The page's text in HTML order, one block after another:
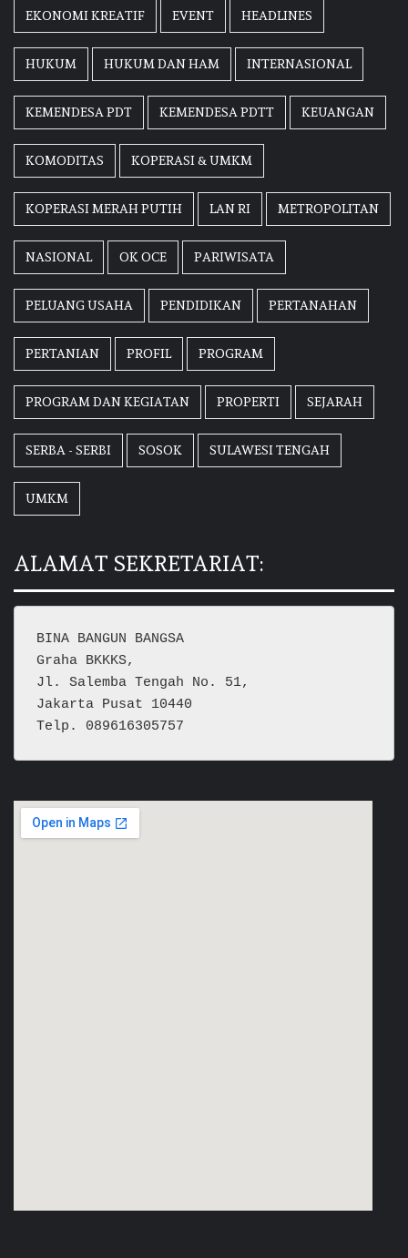
EKONOMI KREATIF EVENT HEADLINES
HUKUM HUKUM DAN HAM INTERNASIONAL
KEMENDESA PDT KEMENDESA PDTT KEUANGAN
KOMODITAS KOPERASI & UMKM
KOPERASI MERAH PUTIH LAN RI METROPOLITAN
NASIONAL OK OCE PARIWISATA
PELUANG USAHA PENDIDIKAN PERTANAHAN
PERTANIAN PROFIL PROGRAM
PROGRAM DAN KEGIATAN PROPERTI SEJARAH
SERBA - SERBI SOSOK SULAWESI TENGAH
UMKM
ALAMAT SEKRETARIAT:
BINA BANGUN BANGSA
Graha BKKKS,
Jl. Salemba Tengah No. 51,
Jakarta Pusat 10440
Telp. 089616305757